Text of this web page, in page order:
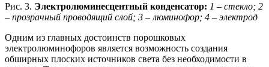
Рис. 3. Электролюминесцентный конденсатор: 1 – стекло; 2
– прозрачный проводящий слой; 3 – люминофор; 4 – электрод
Одним из главных достоинств порошковых
электролюминофоров является возможность создания
обширных плоских источников света без необходимости в